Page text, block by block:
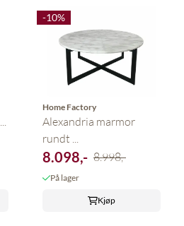
-10%
Home Factory
Alexandria marmor
rundt ...
8.098,- 8.998,-
På lager
Kjøp